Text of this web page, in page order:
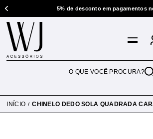
5% de desconto em pagamentos
INÍCIO CHINELO DEDO SOLA QUADRADA